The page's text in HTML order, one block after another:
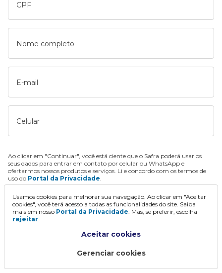
CPF
Nome completo
E-mail
Celular
Ao clicar em "Continuar", você está ciente que o Safra poderá usar os
seus dados para entrar em contato por celular ou WhatsApp e
ofertarmos nossos produtos e serviços. Li e concordo com os termos de
uso do Portal da Privacidade.
Continuar
Usamos cookies para melhorar sua navegação. Ao clicar em "Aceitar
cookies", você terá acesso a todas as funcionalidades do site. Saiba
mais em nosso Portal da Privacidade. Mas, se preferir, escolha
rejeitar.
Aceitar cookies
Gerenciar cookies